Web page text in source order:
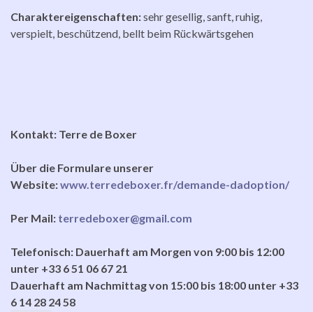
Charaktereigenschaften:sehr gesellig, sanft, ruhig,
verspielt, beschützend, bellt beim Rückwärtsgehen
Kontakt: Terre de Boxer
Über die Formulare unserer
Website:www.terredeboxer.fr/demande-dadoption/
Per Mail: terredeboxer@gmail.com
Telefonisch: Dauerhaft am Morgen von 9:00 bis 12:00
unter +33 6 51 06 67 21
Dauerhaft am Nachmittag von 15:00 bis 18:00 unter +33
6 14 28 24 58